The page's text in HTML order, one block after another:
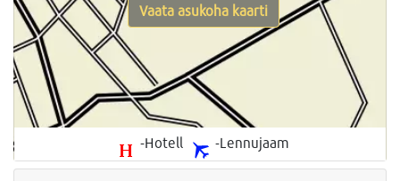
-Hotell -Lennujaam
Vaata asukoha kaarti